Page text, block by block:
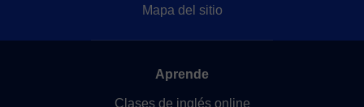
Mapa del sitio
Aprende
Clases de inglés online